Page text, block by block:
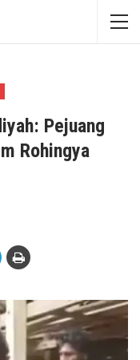
Pejuang
Rohingya